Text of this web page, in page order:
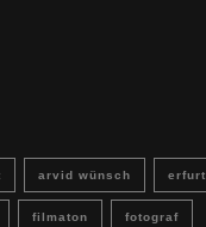
arvid wünsch erfurt
filmaton fotograf